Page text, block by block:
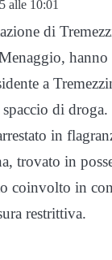
alle 10:01
di
hanno
a
di droga.
in
trovato in
coinvolto in
restrittiva.